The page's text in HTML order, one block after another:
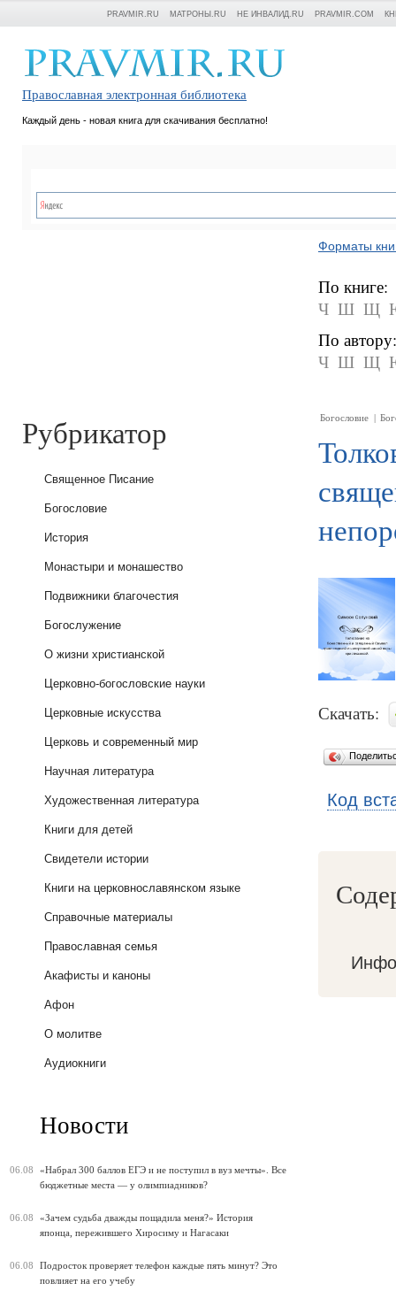
PRAVMIR.RU МАТРОНЫ.RU НЕ ИНВАЛИД.RU PRAVMIR.COM
Православная электронная библиотека
Каждый день - новая книга для скачивания бесплатно!
Форматы
По книге:
Ч Ш Щ
По автору:
Ч Ш Щ
Рубрикатор
Священное Писание
Богословие
История
Монастыри и монашество
Подвижники благочестия
Богослужение
О жизни христианской
Церковно-богословские науки
Церковные искусства
Церковь и современный мир
Научная литература
Художественная литература
Книги для детей
Свидетели истории
Книги на церковнославянском языке
Справочные материалы
Православная семья
Акафисты и каноны
Афон
О молитве
Аудиокниги
Новости
06.08
«Набрал 300 баллов ЕГЭ и не поступил в вуз мечты». Все
бюджетные места — у олимпиадников?
06.08
«Зачем судьба дважды пощадила меня?» История
японца, пережившего Хиросиму и Нагасаки
06.08
Подросток проверяет телефон каждые пять минут? Это
повлияет на его учебу
Богословие |
Скачать:
Код